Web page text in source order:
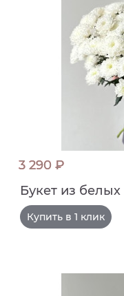
3 290 ₽
Букет из
Купить в 1 клик